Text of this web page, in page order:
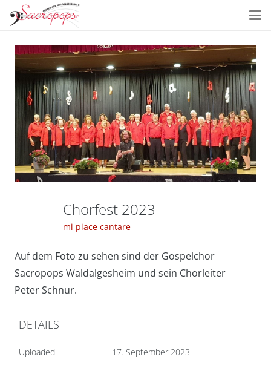
Chorfest 2023
mi piace cantare
Auf dem Foto zu sehen sind der Gospelchor
Sacropops Waldalgesheim und sein Chorleiter
Peter Schnur.
DETAILS
Uploaded 17. September 2023